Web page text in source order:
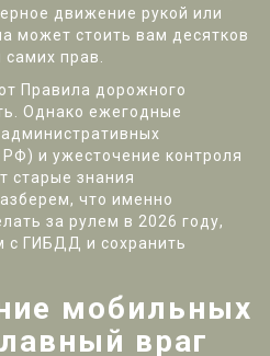
движение рукой или
может стоить вам десятков
прав.
Правила дорожного
Однако ежегодные
и ужесточение контроля
старые знания
что именно
за рулем в 2026 году,
с ГИБДД и сохранить
мобильных
враг